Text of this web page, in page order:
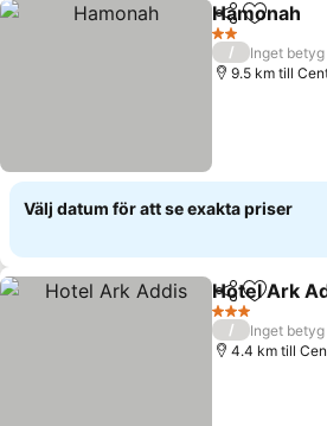
Dela Lägg till
Hamonah
2 Stjärnor
/
Inget
9.5 km till
Välj datum för att se exakta priser
Dela Lägg till
Hotel Ark
3 Stjärnor
/
Inget
4.4 km till